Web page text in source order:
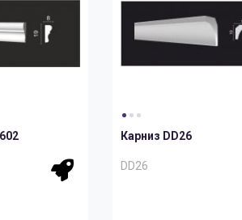
Карниз DD26
DD26